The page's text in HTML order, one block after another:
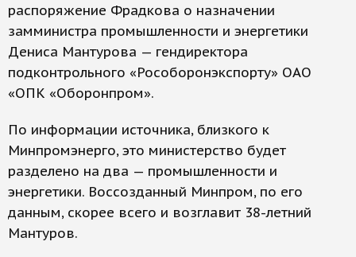
распоряжение Фрадкова о назначении
замминистра промышленности и энергетики
Дениса Мантурова — гендиректора
подконтрольного «Рособоронэкспорту» ОАО
«ОПК «Оборонпром».
По информации источника, близкого к
Минпромэнерго, это министерство будет
разделено на два — промышленности и
энергетики. Воссозданный Минпром, по его
данным, скорее всего и возглавит 38-летний
Мантуров.